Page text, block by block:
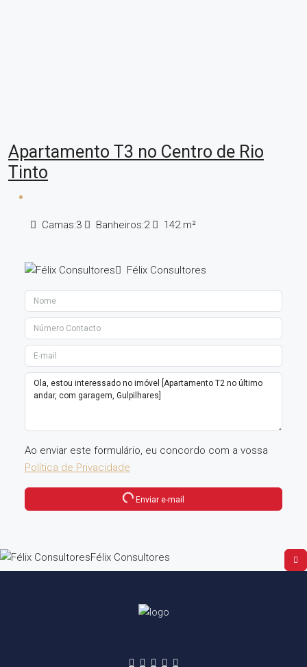
Apartamento T3 no Centro de Rio
Tinto
Camas:3 Banheiros:2 142 m²
Félix Consultores
Ao enviar este formulário, eu concordo com a vossa
Política de Privacidade
Enviar e-mail
Félix Consultores